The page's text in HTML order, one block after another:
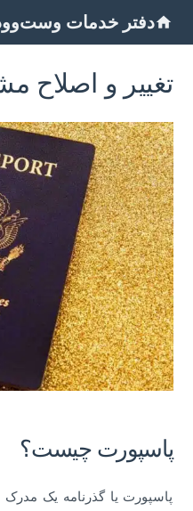
homeدفتر خدمات
تغییر و اصلاح
پاسپورت چیست؟
پاسپورت یا گذرنامه یک